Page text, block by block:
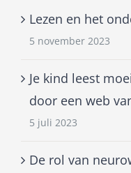
Lezen en het
5 november 2023
Je kind leest
door een web
5 juli 2023
De rol van